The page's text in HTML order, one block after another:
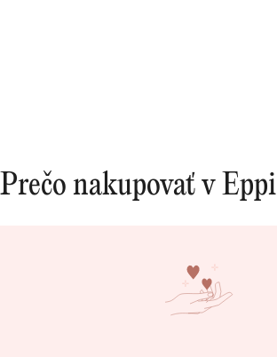
Prečo nakupovať v Eppi